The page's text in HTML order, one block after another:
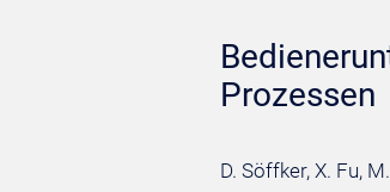
Prozessen
D. Söffker, X. Fu,